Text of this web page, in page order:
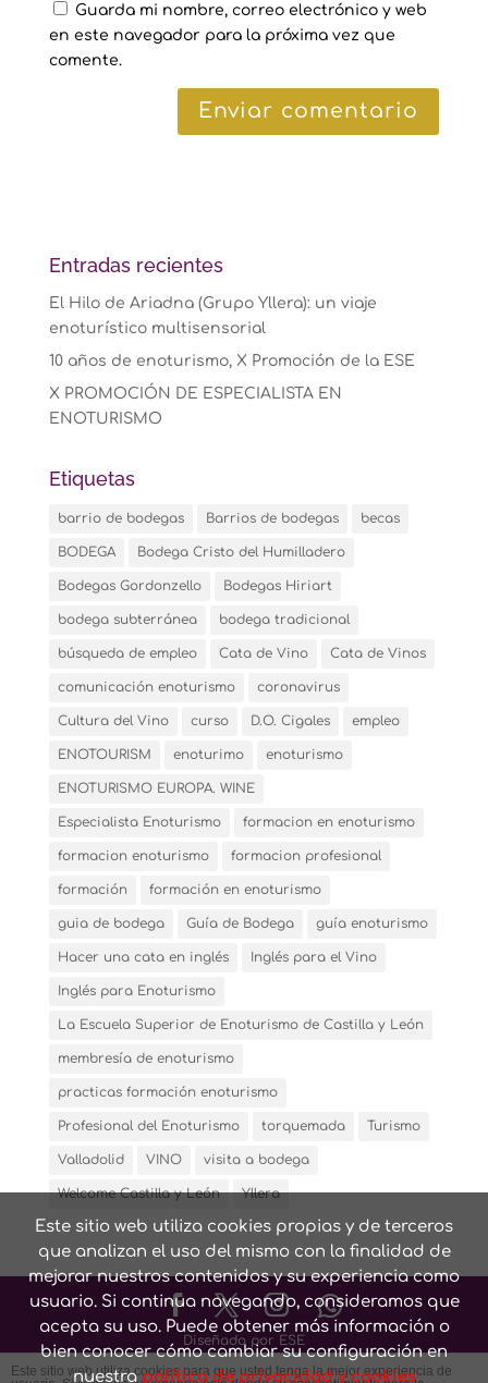
Este sitio web utiliza cookies propias y de terceros
que analizan el uso del mismo con la finalidad de
mejorar nuestros contenidos y su experiencia como
usuario. Si continua navegando, consideramos que
acepta su uso. Puede obtener más información o
bien conocer cómo cambiar su configuración en
nuestrapolítica de privacidad y cookies
Guarda mi nombre, correo electrónico y web
en este navegador para la próxima vez que
comente.
Entradas recientes
El Hilo de Ariadna (Grupo Yllera): un viaje
enoturístico multisensorial
10 años de enoturismo, X Promoción de la ESE
X PROMOCIÓN DE ESPECIALISTA EN
ENOTURISMO
Etiquetas
barrio de bodegas Barrios de bodegas becas
BODEGA Bodega Cristo del Humilladero
Bodegas Gordonzello Bodegas Hiriart
bodega subterránea bodega tradicional
búsqueda de empleo Cata de Vino Cata de Vinos
comunicación enoturismo coronavirus
Cultura del Vino curso D.O. Cigales empleo
ENOTOURISM enoturimo enoturismo
ENOTURISMO EUROPA. WINE
Especialista Enoturismo formacion en enoturismo
formacion enoturismo formacion profesional
formación formación en enoturismo
guia de bodega Guía de Bodega guía enoturismo
Hacer una cata en inglés Inglés para el Vino
Inglés para Enoturismo
La Escuela Superior de Enoturismo de Castilla y León
membresía de enoturismo
practicas formación enoturismo
Profesional del Enoturismo torquemada Turismo
Valladolid VINO visita a bodega
Welcome Castilla y León Yllera
Diseñado por ESE
Este sitio web utiliza cookies para que usted tenga la mejor experiencia de